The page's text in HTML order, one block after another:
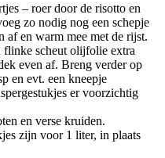
– roer door de risotto en
zo nodig nog een schepje
af en warm mee met de rijst.
flinke scheut olijfolie extra
even af. Breng verder op
en evt. een kneepje
er voorzichtig
en verse kruiden.
zijn voor 1 liter, in plaats